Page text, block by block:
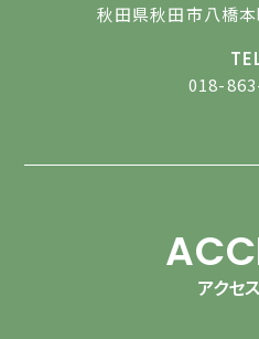
秋田県秋田市八橋
018-
アクセ